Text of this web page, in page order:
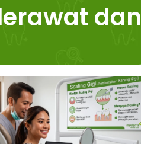
dan